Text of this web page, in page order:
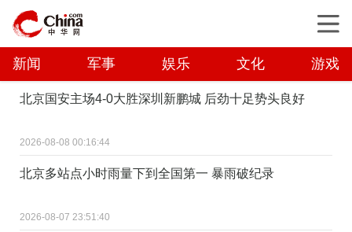
新闻 军事 娱乐 文化 游戏
北京国安主场4-0大胜深圳新鹏城 后劲十足势头良好
2026-08-08 00:16:44
北京多站点小时雨量下到全国第一 暴雨破纪录
2026-08-07 23:51:40